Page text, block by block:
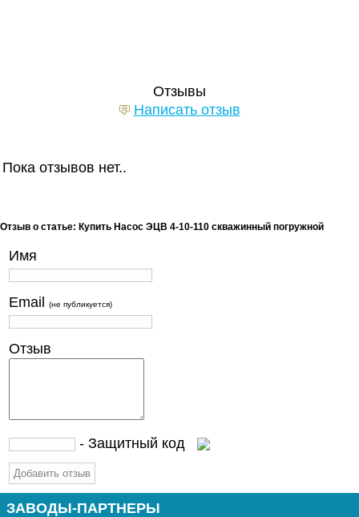
Отзывы
Написать отзыв
Пока отзывов нет..
Отзыв о статье: Купить Насос ЭЦВ 4-10-110 скважинный погружной
Имя
Email (не публикуется)
Отзыв
- Защитный код
ЗАВОДЫ-ПАРТНЕРЫ